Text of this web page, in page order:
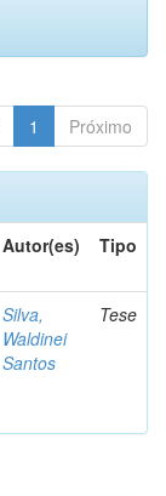
1 Próximo
Autor(es) Tipo
Silva,
Waldinei
Santos
Tese